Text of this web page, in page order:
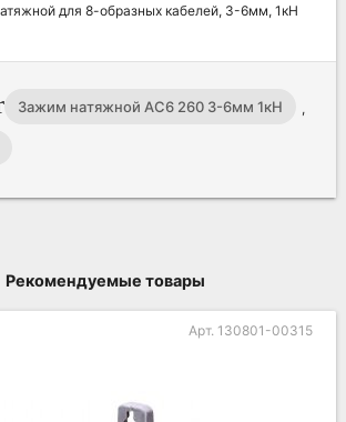
для 8-образных кабелей, 3-6мм, 1кН
Зажим натяжной AC6 260 3-6мм 1кН ,
Рекомендуемые товары
Арт. 130801-00315